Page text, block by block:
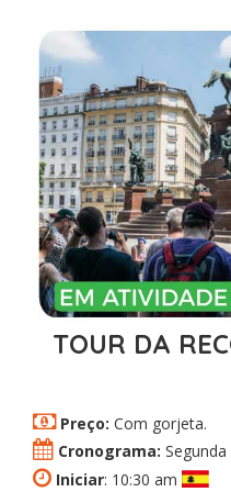
TOUR DA
Preço: Com gorjeta.
Cronograma: Segunda
Iniciar: 10:30 am